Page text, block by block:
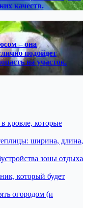
качеств.
– она
подойдет
на участок.
кровле, которые
ширина, длина,
зоны отдыха
который будет
огородом (и